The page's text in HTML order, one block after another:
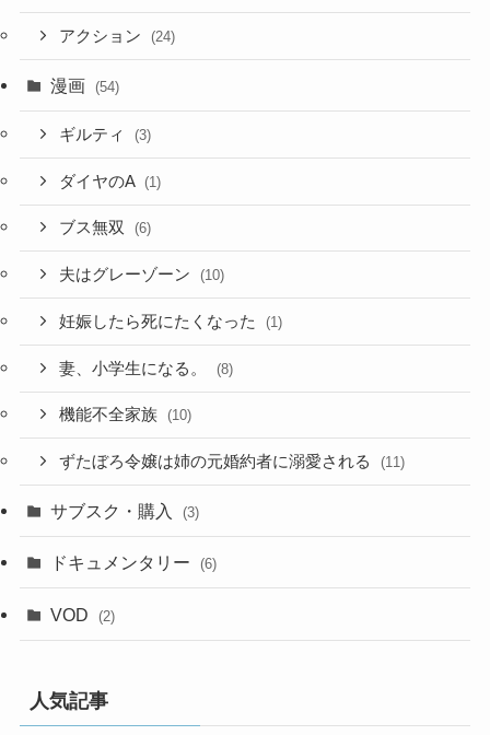
アクション (24)
漫画 (54)
ギルティ (3)
ダイヤのA (1)
ブス無双 (6)
夫はグレーゾーン (10)
妊娠したら死にたくなった (1)
妻、小学生になる。 (8)
機能不全家族 (10)
ずたぼろ令嬢は姉の元婚約者に溺愛される (11)
サブスク・購入 (3)
ドキュメンタリー (6)
VOD (2)
人気記事